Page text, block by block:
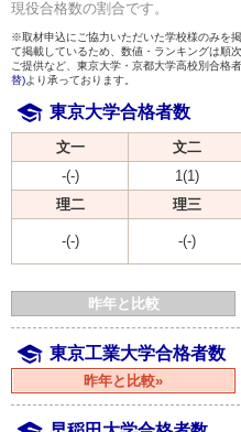
現役合格数の割合です。
※取材申込にご協力いただいた学校様のみを
て掲載しているため、数値・ランキングは順
ご提供など、東京大学・京都大学高校別合格
替)より承っております。
東京大学合格者数
文一 文二
-(-)
1(1)
理二
理三
-(-) -(-)
昨年と比較
東京工業大学合格者数
昨年と比較»